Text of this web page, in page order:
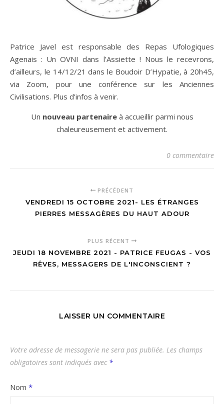
Patrice Javel est responsable des Repas Ufologiques
Agenais : Un OVNI dans l’Assiette ! Nous le recevrons,
d’ailleurs, le 14/12/21 dans le Boudoir D’Hypatie, à 20h45,
via Zoom, pour une conférence sur les Anciennes
Civilisations. Plus d’infos à venir.
Un nouveau partenaireà accueillir parmi nous
chaleureusement et activement.
0 commentaire
PRÉCÉDENT
VENDREDI 15 OCTOBRE 2021- LES ÉTRANGES
PIERRES MESSAGÈRES DU HAUT ADOUR
PLUS RÉCENT
JEUDI 18 NOVEMBRE 2021 - PATRICE FEUGAS - VOS
RÊVES, MESSAGERS DE L'INCONSCIENT ?
LAISSER UN COMMENTAIRE
Votre adresse de messagerie ne sera pas publiée. Les champs
obligatoires sont indiqués avec *
Nom *